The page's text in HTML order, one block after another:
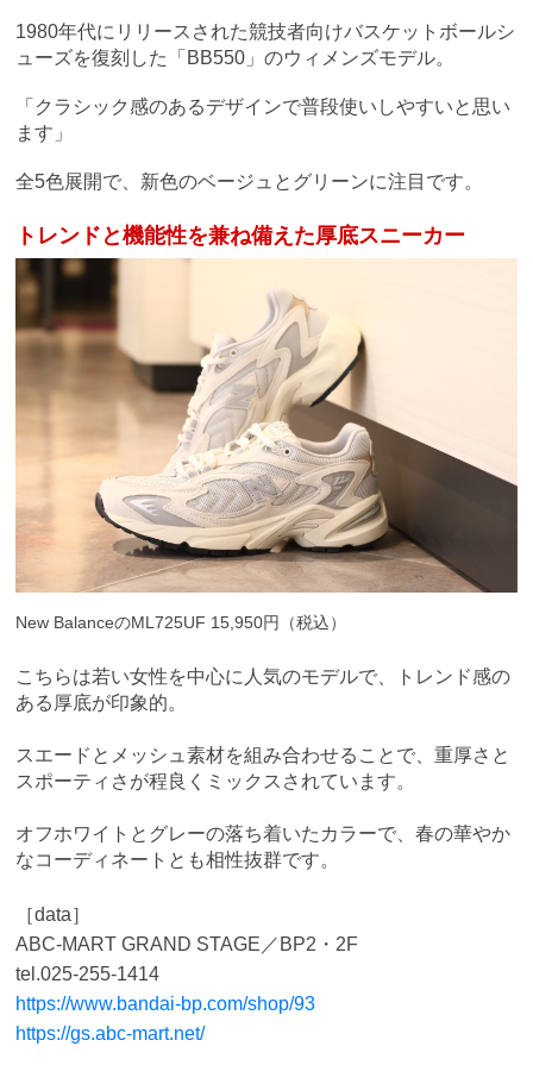
1980年代にリリースされた競技者向けバスケットボールシ
ューズを復刻した「BB550」のウィメンズモデル。
「クラシック感のあるデザインで普段使いしやすいと思い
ます」
全5色展開で、新色のベージュとグリーンに注目です。
トレンドと機能性を兼ね備えた厚底スニーカー
New BalanceのML725UF 15,950円（税込）
こちらは若い女性を中心に人気のモデルで、トレンド感の
ある厚底が印象的。
スエードとメッシュ素材を組み合わせることで、重厚さと
スポーティさが程良くミックスされています。
オフホワイトとグレーの落ち着いたカラーで、春の華やか
なコーディネートとも相性抜群です。
［data］
ABC-MART GRAND STAGE／BP2・2F
tel.025-255-1414
https://www.bandai-bp.com/shop/93
https://gs.abc-mart.net/